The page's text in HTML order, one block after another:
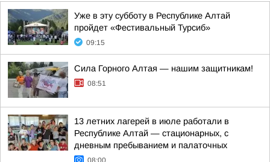
Уже в эту субботу в Республике Алтай
пройдет «Фестивальный Турсиб»
09:15
Сила Горного Алтая — нашим защитникам!
08:51
13 летних лагерей в июле работали в
Республике Алтай — стационарных, с
дневным пребыванием и палаточных
08:00